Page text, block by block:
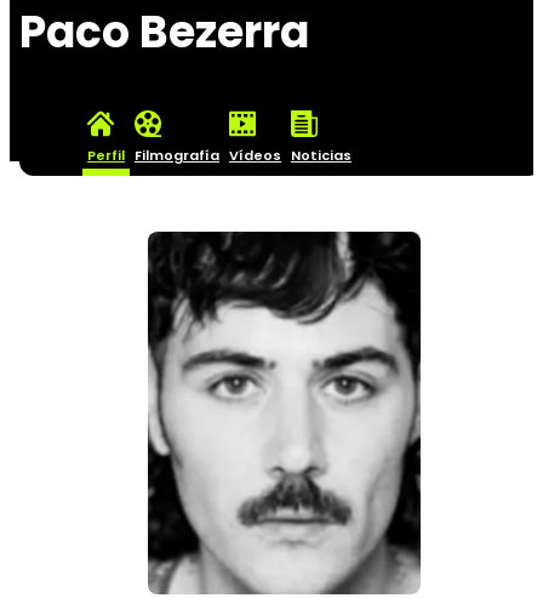
Paco Bezerra
Perfil Filmografía Vídeos Noticias